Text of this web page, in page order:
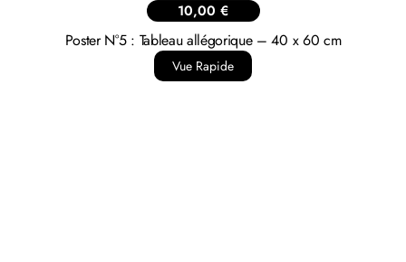
10,00 €
Poster N°5 : Tableau allégorique – 40 x 60 cm
Vue Rapide